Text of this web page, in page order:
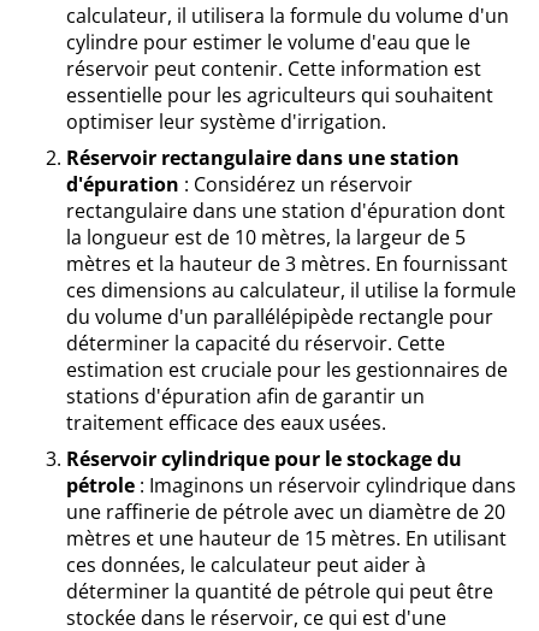
calculateur, il utilisera la formule du volume d'un
cylindre pour estimer le volume d'eau que le
réservoir peut contenir. Cette information est
essentielle pour les agriculteurs qui souhaitent
optimiser leur système d'irrigation.
Réservoir rectangulaire dans une station
d'épuration : Considérez un réservoir
rectangulaire dans une station d'épuration dont
la longueur est de 10 mètres, la largeur de 5
mètres et la hauteur de 3 mètres. En fournissant
ces dimensions au calculateur, il utilise la formule
du volume d'un parallélépipède rectangle pour
déterminer la capacité du réservoir. Cette
estimation est cruciale pour les gestionnaires de
stations d'épuration afin de garantir un
traitement efficace des eaux usées.
Réservoir cylindrique pour le stockage du
pétrole : Imaginons un réservoir cylindrique dans
une raffinerie de pétrole avec un diamètre de 20
mètres et une hauteur de 15 mètres. En utilisant
ces données, le calculateur peut aider à
déterminer la quantité de pétrole qui peut être
stockée dans le réservoir, ce qui est d'une